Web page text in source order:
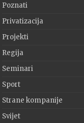
Poznati
Privatizacija
Projekti
Regija
Seminari
Sport
Strane kompanije
Svijet